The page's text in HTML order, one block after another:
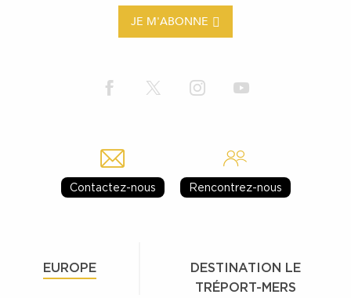
JE M'ABONNE
Contactez-nous Rencontrez-nous
EUROPE
DESTINATION LE
TRÉPORT-MERS